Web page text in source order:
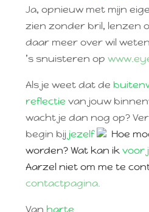
Ja, opnieuw met mijn
zien zonder bril, lenzen
daar meer over wil
’s snuisteren op
Als je weet dat de
reflectie van jouw
wacht je dan nog op?
begin bij jezelf
Hoe
worden? Wat kan ikvoor
Aarzel niet om me te
contactpagina.
Van harte